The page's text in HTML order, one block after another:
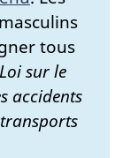
tous
Loi sur le
accidents